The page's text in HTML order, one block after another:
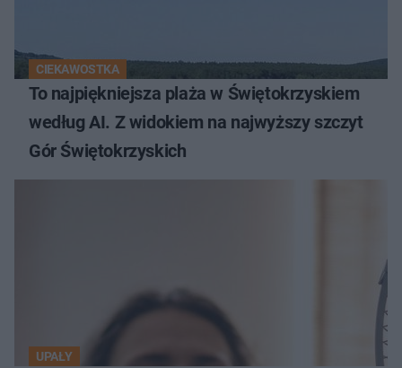
CIEKAWOSTKA
To najpiękniejsza plaża w Świętokrzyskiem
według AI. Z widokiem na najwyższy szczyt
Gór Świętokrzyskich
UPAŁY